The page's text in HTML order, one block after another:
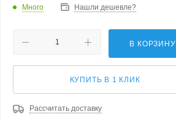
Много Нашли дешевле?
В КОРЗИНУ
КУПИТЬ В 1 КЛИК
Рассчитать доставку